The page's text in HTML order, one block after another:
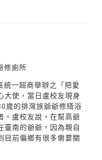
修廁所
統一超商舉辦之「把愛
大使，當日盧校友現身
歲的排灣族爺爺修繕浴
。盧校友說，在幫高爺
臺南的爺爺。因為親自
目前偏鄉有很多需要關